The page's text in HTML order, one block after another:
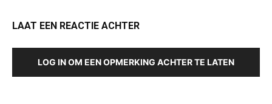
LAAT EEN REACTIE ACHTER
LOG IN OM EEN OPMERKING ACHTER TE LATEN